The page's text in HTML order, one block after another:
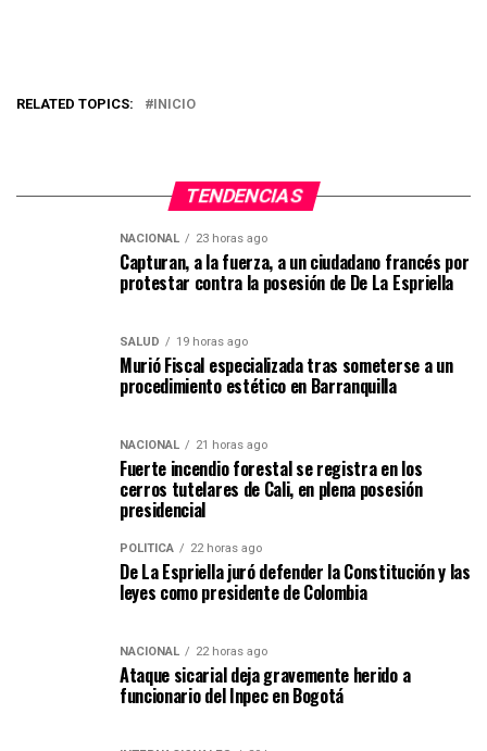
RELATED TOPICS: INICIO
TENDENCIAS
NACIONAL 23 horas ago
Capturan, a la fuerza, a un ciudadano francés por
protestar contra la posesión de De La Espriella
SALUD 19 horas ago
Murió Fiscal especializada tras someterse a un
procedimiento estético en Barranquilla
NACIONAL 21 horas ago
Fuerte incendio forestal se registra en los
cerros tutelares de Cali, en plena posesión
presidencial
POLÍTICA 22 horas ago
De La Espriella juró defender la Constitución y las
leyes como presidente de Colombia
NACIONAL 22 horas ago
Ataque sicarial deja gravemente herido a
funcionario del Inpec en Bogotá